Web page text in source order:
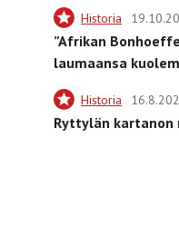
Historia
”Afrikan
laumaansa
Historia
Ryttylän